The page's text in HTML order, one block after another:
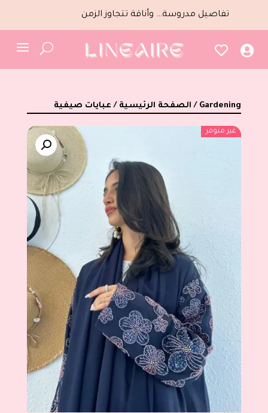
تفاصيل مدروسة… وأناقة تتجاوز الزمن
a U  
الصفحة الرئيسية / عبايات صيفية / Gardening
غير متوفر